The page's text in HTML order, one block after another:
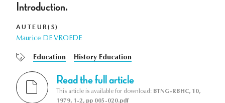
Introduction.
AUTEUR(S)
Maurice DE VROEDE
Education History Education
Read the full article
This article is available for download: BTNG-RBHC, 10,
1979, 1-2, pp 005-020.pdf